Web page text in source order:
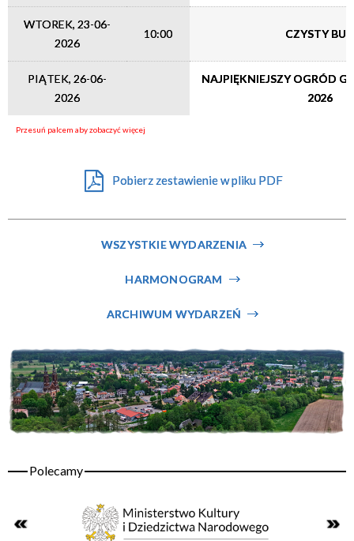
WTOREK, 23-06-
2026
10:00 CZYSTY BUG
PIĄTEK, 26-06-
2026
NAJPIĘKNIEJSZY OGRÓD
2026
Pobierz zestawienie w pliku PDF
WSZYSTKIE WYDARZENIA
HARMONOGRAM
ARCHIWUM WYDARZEŃ